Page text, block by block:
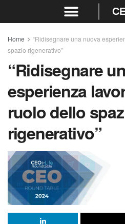
Home
“Ridisegnare una nuova
spazio rigenerativo”
“Ridisegnare
esperienza
ruolo dello
rigenerativo”